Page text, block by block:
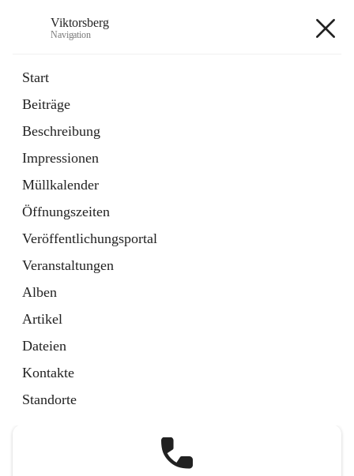
Viktorsberg
Navigation
Start
Beiträge
Beschreibung
Impressionen
Müllkalender
Öffnungszeiten
Veröffentlichungsportal
Veranstaltungen
Alben
Artikel
Dateien
Kontakte
Standorte
1 Schnellzugriff
Bürgerservice
10 Schnellzugriffe